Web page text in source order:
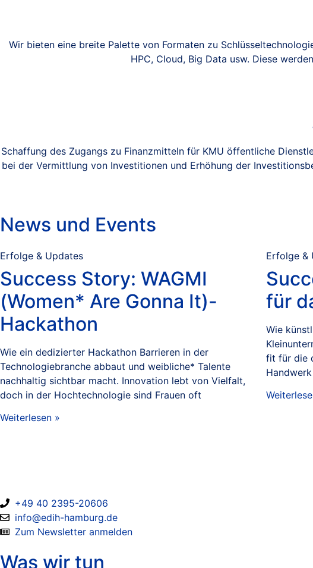
Wir bieten eine breite Palette von Formaten zu
HPC, Cloud, Big Data usw. Diese
Schaffung des Zugangs zu Finanzmitteln für KMU öffentliche
bei der Vermittlung von Investitionen und Erhöhung der
News und Events
Erfolge & Updates
Success Story: WAGMI
(Women* Are Gonna It)-
Hackathon
Wie ein dedizierter Hackathon Barrieren in der
Technologiebranche abbaut und weibliche* Talente
nachhaltig sichtbar macht. Innovation lebt von Vielfalt,
doch in der Hochtechnologie sind Frauen oft
Weiterlesen »
Erfolge &
für
Wie
fit für die
+49 40 2395-20606
info@edih-hamburg.de
Zum Newsletter anmelden
Was wir tun